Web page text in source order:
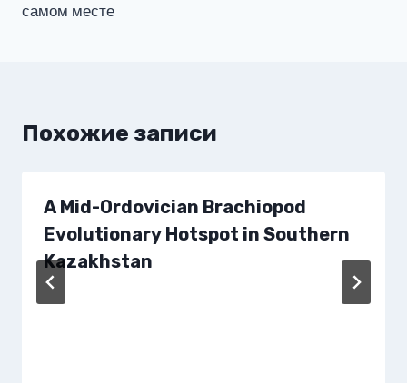
самом месте
Похожие записи
A Mid-Ordovician Brachiopod
Evolutionary Hotspot in Southern
Kazakhstan